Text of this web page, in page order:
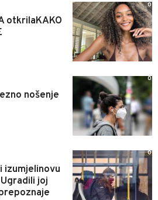
otkrilaKAKO
0
nošenje
0
izumjelinovu
joj
0